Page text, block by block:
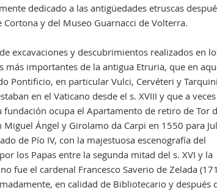
dedicado a las antigüedades etruscas
y del Museo Guarnacci de Volterra.
excavaciones y descubrimientos realizados en
más importantes de la antigua Etruria, que en
Pontificio, en particular Vulci, Cervéteri y
en el Vaticano desde el s. XVIII y que a
ocupa el Apartamento de retiro de Tor
Ángel y Girolamo da Carpi en 1550 para
de Pío IV, con la majestuosa escenografía del
los Papas entre la segunda mitad del s. XVI y la
fue el cardenal Francesco Saverio de Zelada
en calidad de Bibliotecario y después